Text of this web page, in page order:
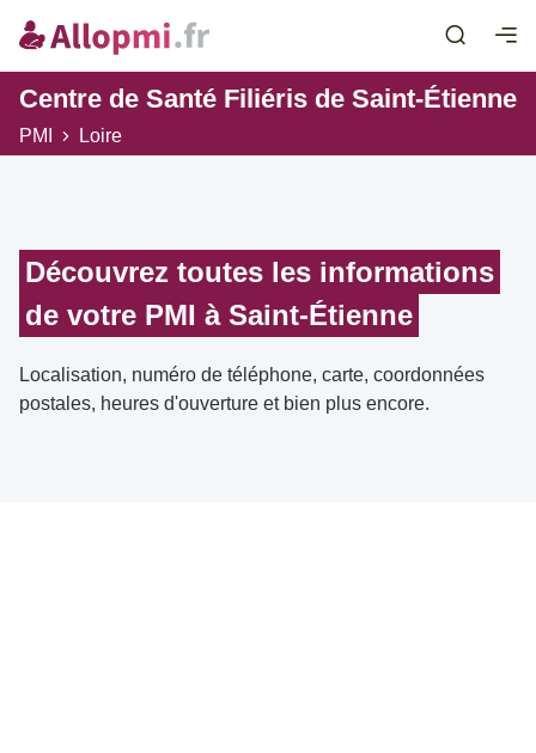
Centre de Santé Filiéris de Saint-Étienne
PMI Loire
Découvrez toutes les informations
de votre PMI à Saint-Étienne
Localisation, numéro de téléphone, carte, coordonnées
postales, heures d'ouverture et bien plus encore.